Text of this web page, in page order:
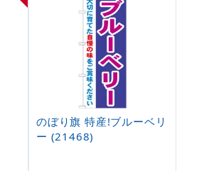
のぼり旗 特産!ブルーベリ
ー (21468)